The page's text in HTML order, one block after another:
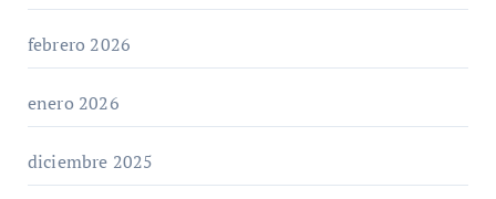
febrero 2026
enero 2026
diciembre 2025